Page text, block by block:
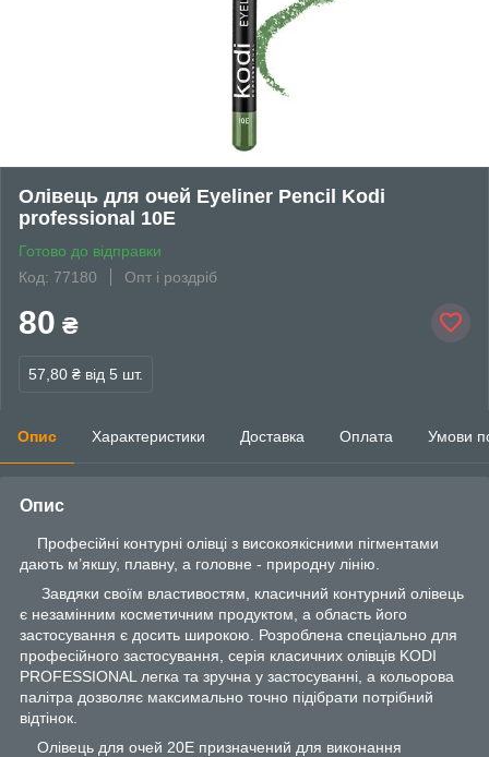
Олівець для очей Eyeliner Pencil Kodi
professional 10Е
Готово до відправки
Код: 77180
Опт і роздріб
80 ₴
57,80 ₴ від 5 шт.
Опис Характеристики Доставка Оплата Умови
Опис
Професійні контурні олівці з високоякісними пігментами
дають м’якшу, плавну, а головне - природну лінію.
Завдяки своїм властивостям, класичний контурний олівець
є незамінним косметичним продуктом, а область його
застосування є досить широкою. Розроблена спеціально для
професійного застосування, серія класичних олівців KODI
PROFESSIONAL легка та зручна у застосуванні, а кольорова
палітра дозволяє максимально точно підібрати потрібний
відтінок.
Олівець для очей 20Е призначений для виконання